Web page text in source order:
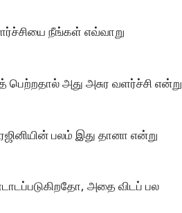
நீங்கள் எவ்வாறு
அது அசுர வளர்ச்சி என்று
பலம் இது தானா என்று
அதை விடப் பல